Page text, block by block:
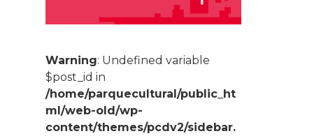
Warning: Undefined variable
$post_id in
/home/parquecultural/public_ht
ml/web-old/wp-
content/themes/pcdv2/sidebar.